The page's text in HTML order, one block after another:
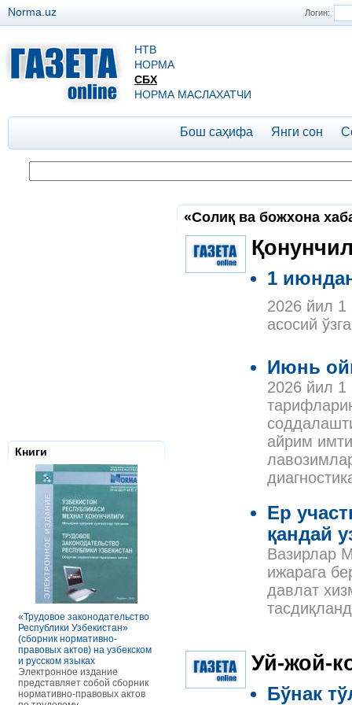
Логин:
Norma.uz
НТВ
НОРМА
СБХ
НОРМА МАСЛАХАТЧИ
Бош саҳифа Янги сон
Книги
«Трудовое законодательство
Республики Узбекистан»
(сборник нормативно-
правовых актов) на узбекском
и русском языках
Электронное издание
представляет собой сборник
нормативно-правовых актов
РАСЧЕТЫ С ПЕРСОНАЛОМ II
В книге рассмотрены вопросы
оплаты труда отдельных
категорий работников, в
отдельных сферах и случаях.
В частности, раскрыты
Налоговое
Республики
правовых
правовых
законы,
«Солиқ ва божхона
1
2026 йил 1
асосий
Июнь
2026 йил 1
айрим
Ер
қандай
Вазирлар
ижарага
давлат
Уй-жой-
Бўнак